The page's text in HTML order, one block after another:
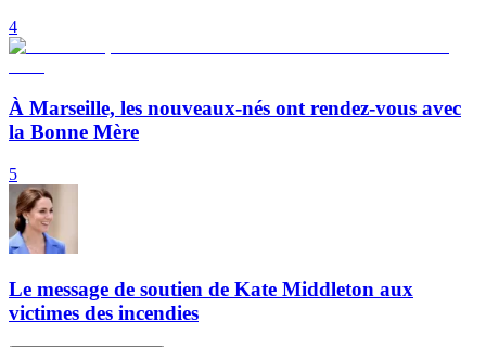
4
À Marseille, les nouveaux-nés ont rendez-vous avec
la Bonne Mère
5
Le message de soutien de Kate Middleton aux
victimes des incendies